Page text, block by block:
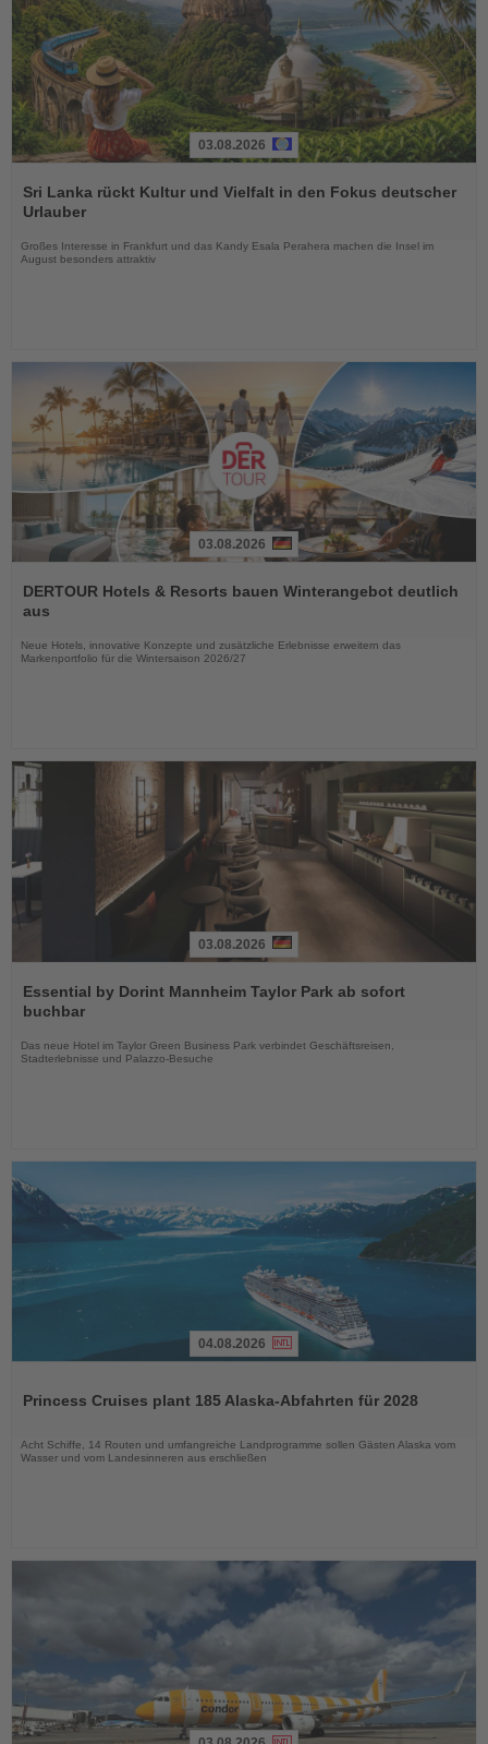
Sie
die
03.08.2026
Sri Lanka rückt Kultur und Vielfalt in den Fokus deutscher
Urlauber
Großes Interesse in Frankfurt und das Kandy Esala Perahera machen die Insel im
August besonders attraktiv
Sie
die
03.08.2026
DERTOUR Hotels & Resorts bauen Winterangebot deutlich
aus
Neue Hotels, innovative Konzepte und zusätzliche Erlebnisse erweitern das
Markenportfolio für die Wintersaison 2026/27
Sie
die
03.08.2026
Essential by Dorint Mannheim Taylor Park ab sofort
buchbar
Das neue Hotel im Taylor Green Business Park verbindet Geschäftsreisen,
Stadterlebnisse und Palazzo-Besuche
die
04.08.2026
Princess Cruises plant 185 Alaska-Abfahrten für 2028
Acht Schiffe, 14 Routen und umfangreiche Landprogramme sollen Gästen Alaska vom
Wasser und vom Landesinneren aus erschließen